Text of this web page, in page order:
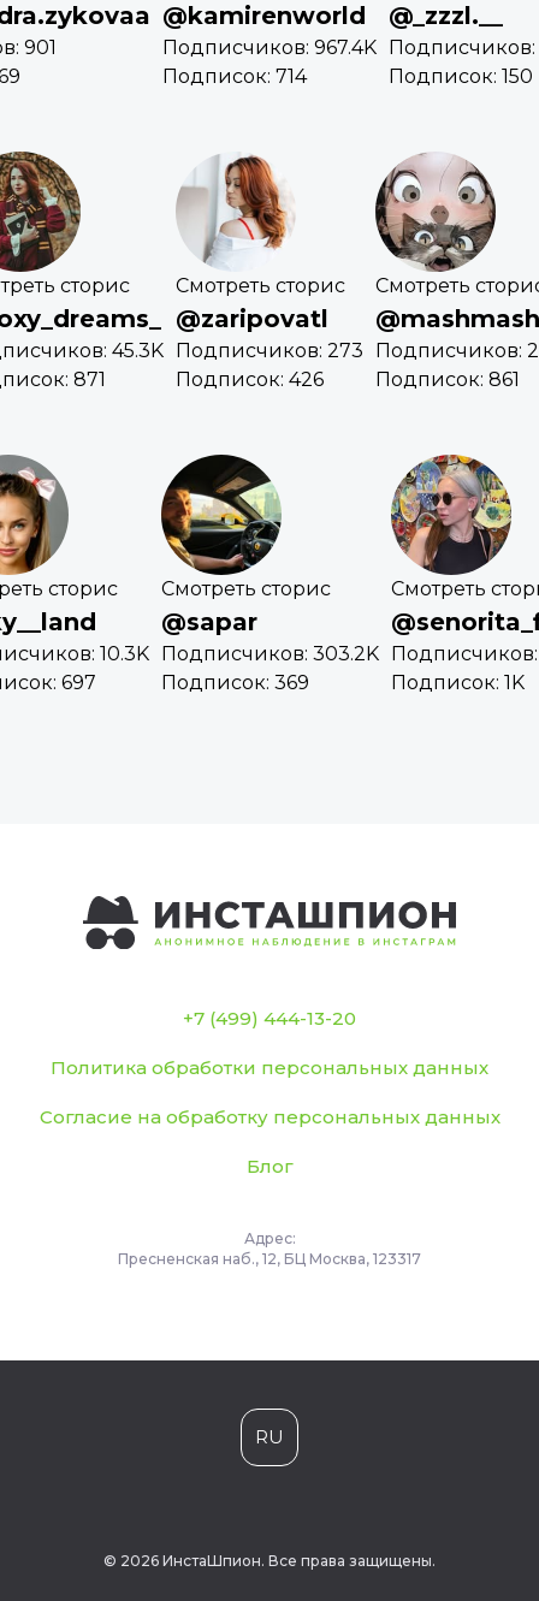
901
@kamirenworld
Подписчиков: 967.4K
Подписок: 714
@_zzzl.__
Подписчиков:
Подписок: 150
сторис
45.3K
871
Смотреть сторис
@zaripovatl
Подписчиков: 273
Подписок: 426
Смотреть
Подписчиков:
Подписок: 861
сторис
10.3K
697
Смотреть сторис
@sapar
Подписчиков: 303.2K
Подписок: 369
Смотреть
Подписчиков:
Подписок: 1K
+7 (499) 444-13-20
Политика обработки персональных данных
Согласие на обработку персональных данных
Блог
Адрес:
Пресненская наб., 12, БЦ Москва, 123317
RU
© 2026 ИнстаШпион. Все права защищены.